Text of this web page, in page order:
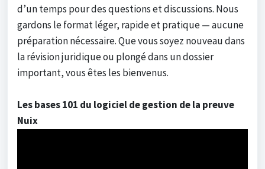
d’un temps pour des questions et discussions. Nous
gardons le format léger, rapide et pratique — aucune
préparation nécessaire. Que vous soyez nouveau dans
la révision juridique ou plongé dans un dossier
important, vous êtes les bienvenus.
Les bases 101 du logiciel de gestion de la preuve
Nuix